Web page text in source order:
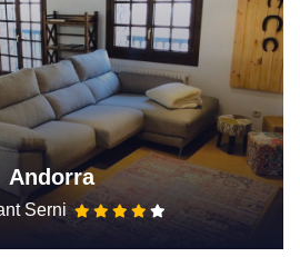
Andorra
Serni